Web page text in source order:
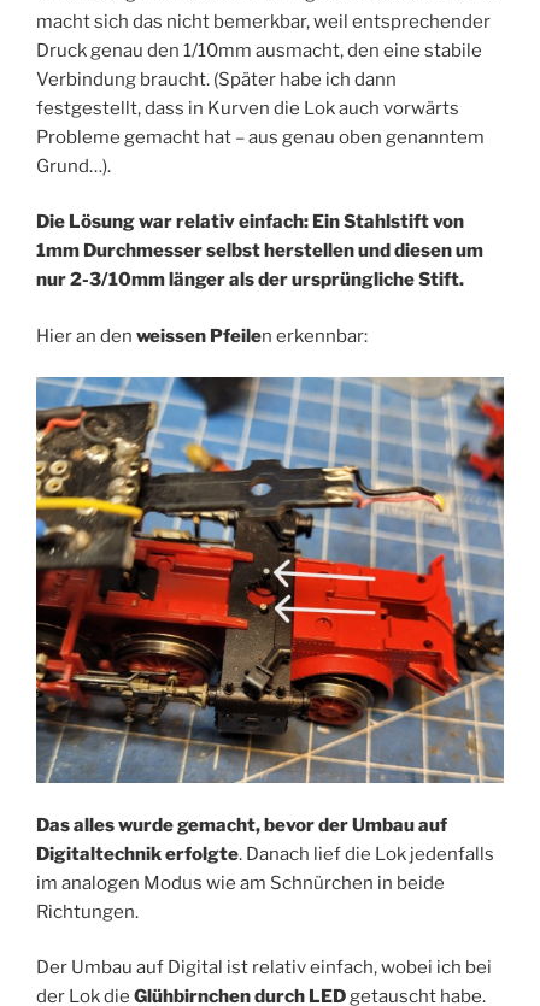
macht sich das nicht bemerkbar, weil entsprechender
Druck genau den 1/10mm ausmacht, den eine stabile
Verbindung braucht. (Später habe ich dann
festgestellt, dass in Kurven die Lok auch vorwärts
Probleme gemacht hat – aus genau oben genanntem
Grund…).
Die Lösung war relativ einfach: Ein Stahlstift von
1mm Durchmesser selbst herstellen und diesen um
nur 2-3/10mm länger als der ursprüngliche Stift.
Hier an den weissen Pfeilen erkennbar:
Das alles wurde gemacht, bevor der Umbau auf
Digitaltechnik erfolgte. Danach lief die Lok jedenfalls
im analogen Modus wie am Schnürchen in beide
Richtungen.
Der Umbau auf Digital ist relativ einfach, wobei ich bei
der Lok die Glühbirnchen durch LEDgetauscht habe.